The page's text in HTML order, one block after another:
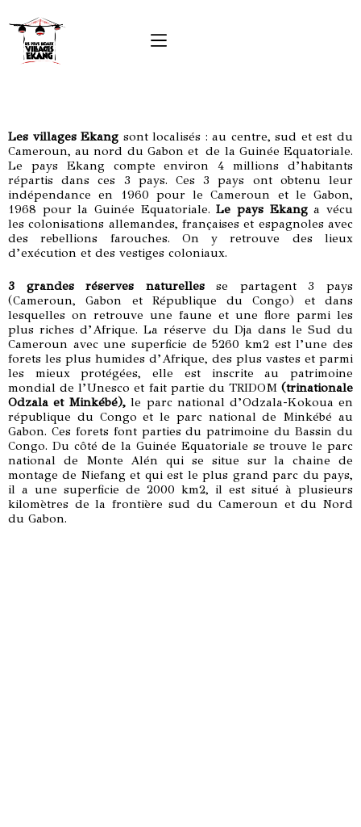
Les villages Ekang sont localisés : au centre, sud et est du
Cameroun, au nord du Gabon et de la Guinée Equatoriale.
Le pays Ekang compte environ 4 millions d’habitants
répartis dans ces 3 pays. Ces 3 pays ont obtenu leur
indépendance en 1960 pour le Cameroun et le Gabon,
1968 pour la Guinée Equatoriale.Le pays Ekanga vécu
les colonisations allemandes, françaises et espagnoles avec
des rebellions farouches. On y retrouve des lieux
d’exécution et des vestiges coloniaux.
3 grandes réserves naturellesse partagent 3 pays
(Cameroun, Gabon et République du Congo) et dans
lesquelles on retrouve une faune et une flore parmi les
plus riches d’Afrique. La réserve du Dja dans le Sud du
Cameroun avec une superficie de 5260 km2 est l’une des
forets les plus humides d’Afrique, des plus vastes et parmi
les mieux protégées, elle est inscrite au patrimoine
mondial de l’Unesco et fait partie du TRIDOM (trinationale
Odzala et Minkébé), le parc national d’Odzala-Kokoua en
république du Congo et le parc national de Minkébé au
Gabon. Ces forets font parties du patrimoine du Bassin du
Congo. Du côté de la Guinée Equatoriale se trouve le parc
national de Monte Alén qui se situe sur la chaine de
montage de Niefang et qui est le plus grand parc du pays,
il a une superficie de 2000 km2, il est situé à plusieurs
kilomètres de la frontière sud du Cameroun et du Nord
du Gabon.